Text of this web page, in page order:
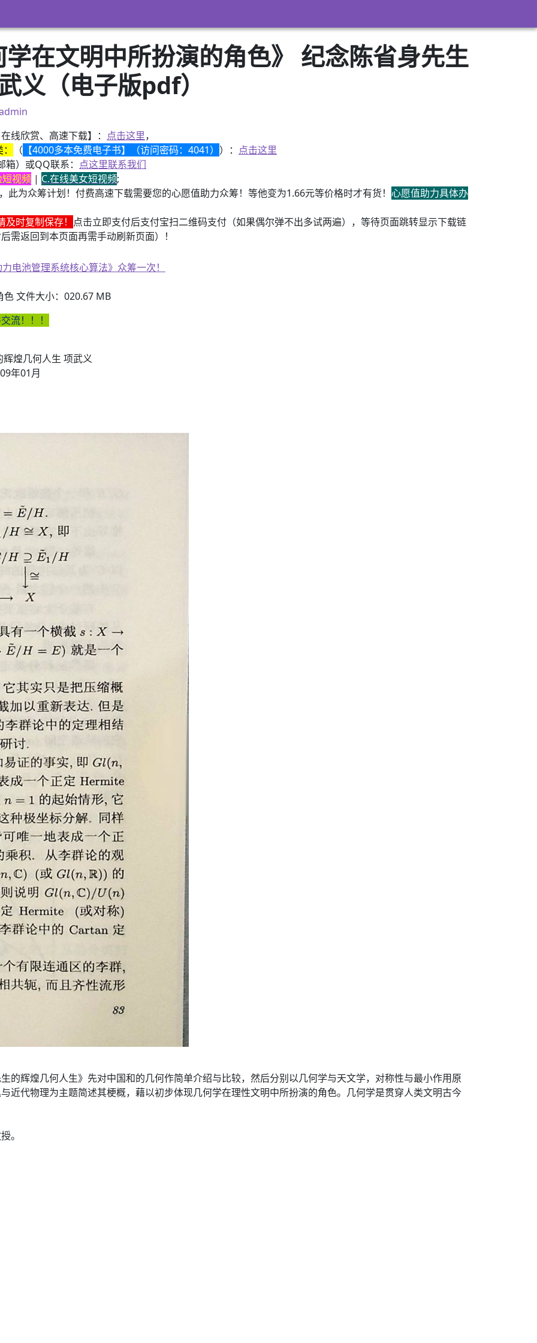
在文明中所扮演的角色》 纪念陈省身先生
义（电子版pdf）
线欣赏、高速下载】： 点击这里，
（ 【4000多本免费电子书】（访问密码：4041） ）： 点击这里
）或QQ联系： 点这里联系我们
视频 | C.在线美女短视频;
此为众筹计划！付费高速下载需要您的心愿值助力众筹！等他变为1.66元等价格时才有货！ 心愿值助力具体办
时复制保存！ 点击立即支付后支付宝扫二维码支付（如果偶尔弹不出多试两遍），等待页面跳转显示下载链
需返回到本页面再需手动刷新页面）！
文件大小：020.67 MB
流！！！
煌几何人生 项武义
年01月
的辉煌几何人生》先对中国和的几何作简单介绍与比较，然后分别以几何学与天文学，对称性与最小作用原
近代物理为主题简述其梗概，藉以初步体现几何学在理性文明中所扮演的角色。几何学是贯穿人类文明古今
。